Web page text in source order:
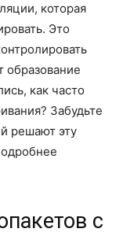
которая
Это
образование
как часто
Забудьте
решают эту
с